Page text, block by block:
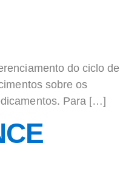
do ciclo de
sobre os
Para […]